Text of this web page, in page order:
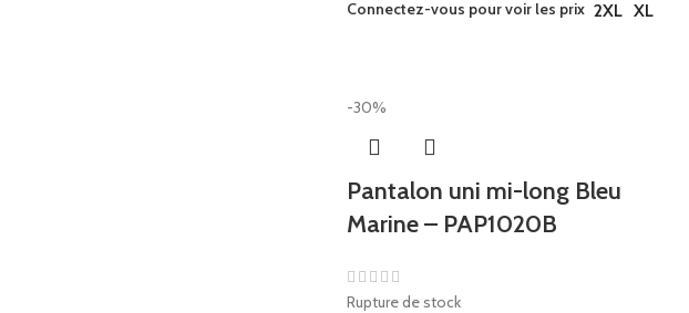
Connectez-vous pour voir les prix 2XL XL
-30%
Pantalon uni mi-long Bleu
Marine – PAP1020B
Rupture de stock